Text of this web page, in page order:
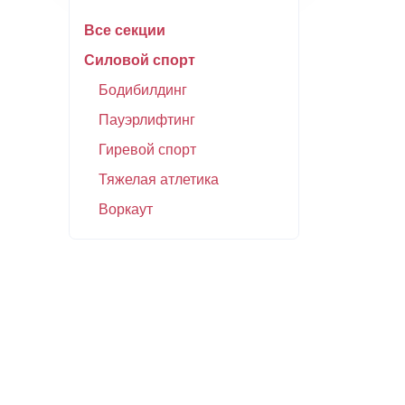
Все секции
Силовой спорт
Бодибилдинг
Пауэрлифтинг
Гиревой спорт
Тяжелая атлетика
Воркаут